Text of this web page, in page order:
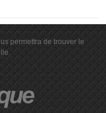
permettra de trouver le